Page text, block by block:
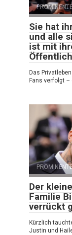
Sie hat
und alle
ist mit
Das
Fans verfolgt –
Der
Familie
verrückt
Kürzlich
Justin und